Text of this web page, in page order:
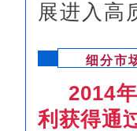
展进入高
细分市
2014
利获得通